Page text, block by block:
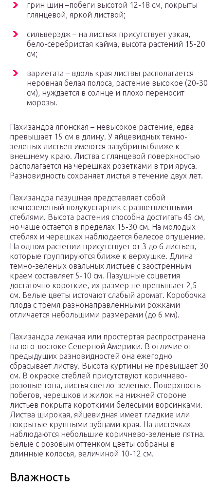
грин шин –побеги высотой 12-18 см, покрыты
глянцевой, яркой листвой;
сильверэдж – на листьях присутствует узкая,
бело-серебристая кайма, высота растений 15-20
см;
вариегата – вдоль края листвы располагается
неровная белая полоса, растение высокое (20-30
см), нуждается в солнце и плохо переносит
морозы.
Пахизандра японская – невысокое растение, едва
превышает 15 см в длину. У яйцевидных темно-
зеленых листьев имеются зазубрины ближе к
внешнему краю. Листва с глянцевой поверхностью
располагается на черешках розетками в три яруса.
Разновидность сохраняет листья в течение двух лет.
Пахизандра пазушная представляет собой
вечнозеленый полукустарник с разветвленными
стеблями. Высота растения способна достигать 45 см,
но чаше остается в пределах 15-30 см. На молодых
стеблях и черешках наблюдается белесое опушение.
На одном растении присутствует от 3 до 6 листьев,
которые группируются ближе к верхушке. Длина
темно-зеленых овальных листьев с заостренным
краем составляет 5-10 см. Пазушные соцветия
достаточно короткие, их размер не превышает 2,5
см. Белые цветы источают слабый аромат. Коробочка
плода с тремя разнонаправленными рожками
отличается небольшими размерами (до 6 мм).
Пахизандра лежачая или простертая распространена
на юго-востоке Северной Америки. В отличие от
предыдущих разновидностей она ежегодно
сбрасывает листву. Высота куртины не превышает 30
см. В окраске стеблей присутствуют коричнево-
розовые тона, листья светло-зеленые. Поверхность
побегов, черешков и жилок на нижней стороне
листьев покрыта короткими белесыми ворсинками.
Листва широкая, яйцевидная имеет гладкие или
покрытые крупными зубцами края. На листочках
наблюдаются небольшие коричнево-зеленые пятна.
Белые с розовым оттенком цветы собраны в
длинные колосья, величиной 10-12 см.
Влажность